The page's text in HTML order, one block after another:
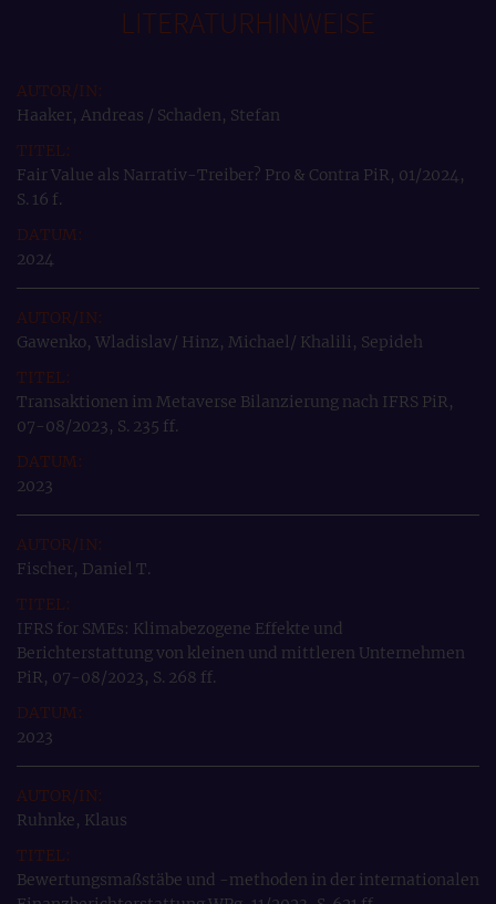
LITERATURHINWEISE
Haaker, Andreas / Schaden, Stefan
Fair Value als Narrativ-Treiber? Pro & Contra PiR, 01/2024,
S. 16 f.
2024
Gawenko, Wladislav/ Hinz, Michael/ Khalili, Sepideh
Transaktionen im Metaverse Bilanzierung nach IFRS PiR,
07-08/2023, S. 235 ff.
2023
Fischer, Daniel T.
IFRS for SMEs: Klimabezogene Effekte und
Berichterstattung von kleinen und mittleren Unternehmen
PiR, 07-08/2023, S. 268 ff.
2023
Ruhnke, Klaus
Bewertungsmaßstäbe und -methoden in der internationalen